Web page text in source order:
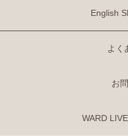
English
よく
お
WARD